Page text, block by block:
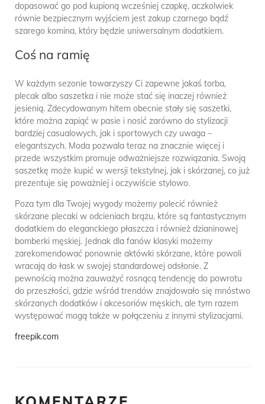
dopasować go pod kupioną wcześniej czapkę, aczkolwiek
równie bezpiecznym wyjściem jest zakup czarnego bądź
szarego komina, który będzie uniwersalnym dodatkiem.
Coś na ramię
W każdym sezonie towarzyszy Ci zapewne jakaś torba,
plecak albo saszetka i nie może stać się inaczej również
jesienią. Zdecydowanym hitem obecnie stały się saszetki,
które można zapiąć w pasie i nosić zarówno do stylizacji
bardziej casualowych, jak i sportowych czy uwaga –
elegantszych. Moda pozwala teraz na znacznie więcej i
przede wszystkim promuje odważniejsze rozwiązania. Swoją
saszetkę może kupić w wersji tekstylnej, jak i skórzanej, co już
prezentuje się poważniej i oczywiście stylowo.
Poza tym dla Twojej wygody możemy polecić również
skórzane plecaki w odcieniach brązu, które są fantastycznym
dodatkiem do eleganckiego płaszcza i również dzianinowej
bomberki męskiej. Jednak dla fanów klasyki możemy
zarekomendować ponownie aktówki skórzane, które powoli
wracają do łask w swojej standardowej odsłonie. Z
pewnością można zauważyć rosnącą tendencję do powrotu
do przeszłości, gdzie wśród trendów znajdowało się mnóstwo
skórzanych dodatków i akcesoriów męskich, ale tym razem
występować mogą także w połączeniu z innymi stylizacjami.
freepik.com